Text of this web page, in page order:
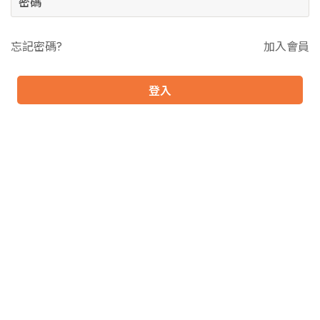
忘記密碼? 加入會員